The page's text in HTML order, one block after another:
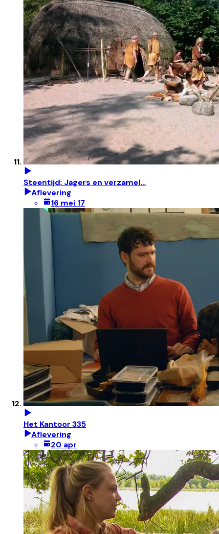
Steentijd: Jagers en verzamel…
Aflevering
16 mei 17
Het Kantoor 335
Aflevering
20 apr